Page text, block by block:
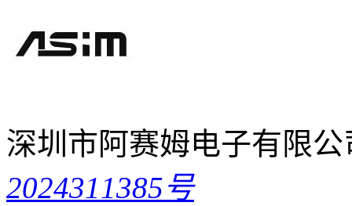
深圳市阿赛姆电子有限
2024311385号